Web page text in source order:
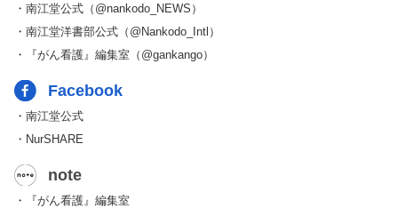
・南江堂公式（@nankodo_NEWS）
・南江堂洋書部公式（@Nankodo_Intl）
・『がん看護』編集室（@gankango）
Facebook
・南江堂公式
・NurSHARE
note
・『がん看護』編集室